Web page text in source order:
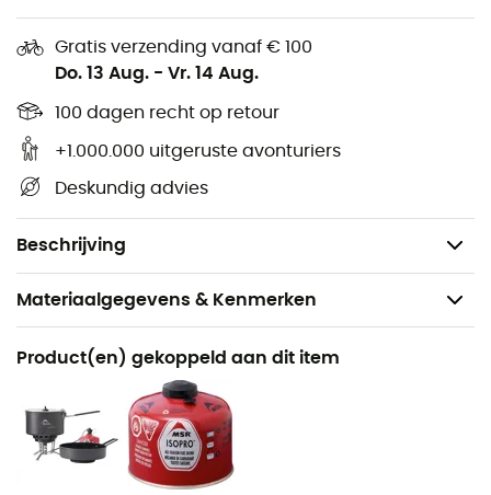
Gratis verzending vanaf € 100
Do. 13 Aug. - Vr. 14 Aug.
100 dagen recht op retour
+1.000.000 uitgeruste avonturiers
Deskundig advies
Beschrijving
Compatibel met alle klassieke gasflessen
Gemaakt van roestvrij staal, messing, zink en nitril
Gebruik geen windscherm met dit systeem
De gasfles mag niet omgekeerd of gekanteld
Gewicht: 180 g
Materiaalgegevens & Kenmerken
Aanbevolen voor
Voor
Heren / Dames
Product(en) gekoppeld aan dit item